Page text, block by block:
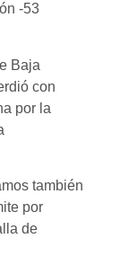
-53
Baja
con
por la
también
por
de